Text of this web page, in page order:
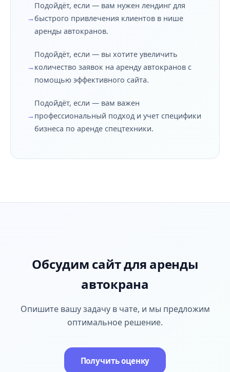
Подойдёт, если — вам нужен лендинг для
быстрого привлечения клиентов в нише
аренды автокранов.
Подойдёт, если — вы хотите увеличить
количество заявок на аренду автокранов с
помощью эффективного сайта.
Подойдёт, если — вам важен
профессиональный подход и учет специфики
бизнеса по аренде спецтехники.
Обсудим сайт для аренды
автокрана
Опишите вашу задачу в чате, и мы предложим
оптимальное решение.
Получить оценку